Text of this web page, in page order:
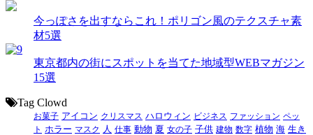
今っぽさを出すならこれ！ポリゴン風のテクスチャ素
材5選
東京都内の街にスポットを当てた地域型WEBマガジン
15選
Tag Clowd
お菓子 アイコン クリスマス ハロウィン ビジネス ファッション ペッ
ト ホラー マスク 人 仕事 動物 夏 女の子 子供 建物 数字 植物 海 生き